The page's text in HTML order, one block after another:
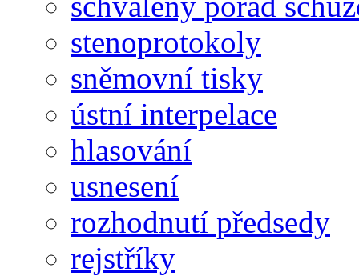
stenoprotokoly
sněmovní tisky
ústní interpelace
hlasování
usnesení
rozhodnutí předsedy
rejstříky